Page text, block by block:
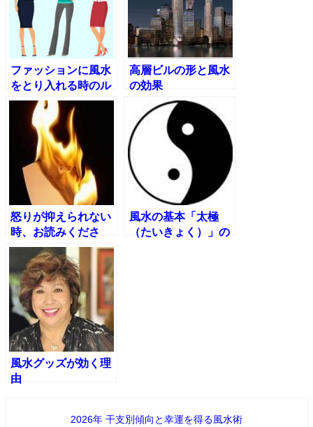
ファッションに風水
をとり入れる時のル
ール
高層ビルの形と風水
の効果
怒りが抑えられない
時、お読みくださ
い。
風水の基本「太極
（たいきょく）」の
風水グッズが効く理
由
2026年 干支別傾向と幸運を得る風水術